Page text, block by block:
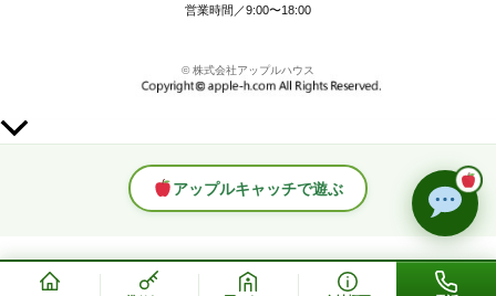
営業時間／9:00〜18:00
© 株式会社アップルハウス
ー
アップルキャッチで遊ぶ